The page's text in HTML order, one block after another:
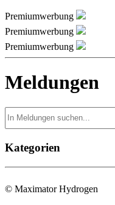
Premiumwerbung
Premiumwerbung
Premiumwerbung
Meldungen
Kategorien
© Maximator Hydrogen